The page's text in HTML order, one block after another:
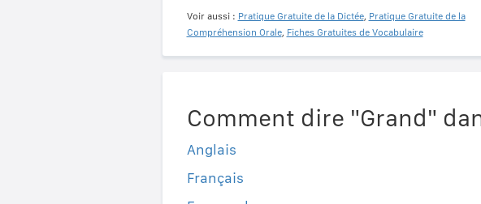
Voir aussi : Pratique Gratuite de la Dictée, Pratique Gratuite de la
Compréhension Orale, Fiches Gratuites de Vocabulaire
Comment dire "Grand"
Anglais
Français